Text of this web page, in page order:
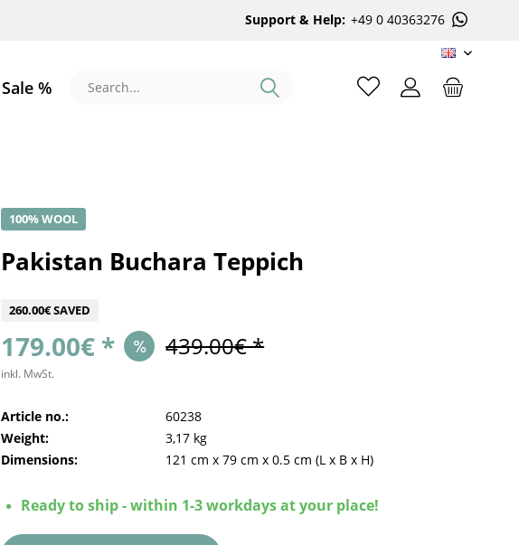
Support & Help: +49 0 40363276
EN
Sale %
100% WOOL
Pakistan Buchara Teppich
260.00€ SAVED
179.00€ * 439.00€ *
inkl. MwSt.
Article no.:
60238
Weight:
3,17 kg
Dimensions:
121 cm x79 cm x0.5 cm (L x B x H)
Ready to ship - within 1-3 workdays at your place!